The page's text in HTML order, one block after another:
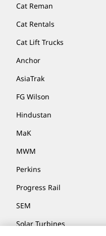
Cat Reman
Cat Rentals
Cat Lift Trucks
Anchor
AsiaTrak
FG Wilson
Hindustan
MaK
MWM
Perkins
Progress Rail
SEM
Solar Turbines